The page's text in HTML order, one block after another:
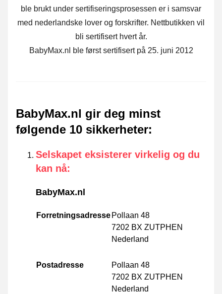
ble brukt under sertifiseringsprosessen er i samsvar
med nederlandske lover og forskrifter. Nettbutikken vil
bli sertifisert hvert år.
BabyMax.nl ble først sertifisert på 25. juni 2012
BabyMax.nl gir deg minst
følgende 10 sikkerheter:
Selskapet eksisterer virkelig og du
kan nå:
BabyMax.nl
Forretningsadresse Pollaan 48
7202 BX ZUTPHEN
Nederland
Postadresse
Pollaan 48
7202 BX ZUTPHEN
Nederland